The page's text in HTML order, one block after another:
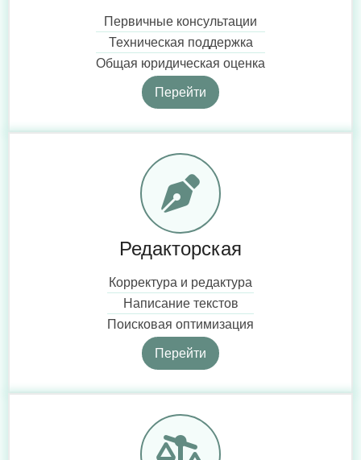
Первичные консультации
Техническая поддержка
Общая юридическая оценка
Перейти
Редакторская
Корректура и редактура
Написание текстов
Поисковая оптимизация
Перейти